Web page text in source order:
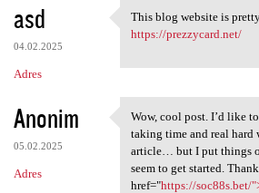
asd
04.02.2025
Adres
This blog website is
This blog website is
https://prezzycard.net/
Anonim
05.02.2025
Adres
Wow, cool post. I’d
Wow, cool post. I’d like
taking time and real hard
article… but I put things
seem to get started.
href="https://soc88s.bet/